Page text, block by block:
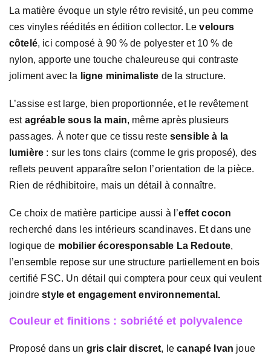
La matière évoque un style rétro revisité, un peu comme
ces vinyles réédités en édition collector. Levelours
côtelé, ici composé à 90 % de polyester et 10 % de
nylon, apporte une touche chaleureuse qui contraste
joliment avec la
ligne minimaliste de la structure.
L’assise est large, bien proportionnée, et le revêtement
est agréable sous la main, même après plusieurs
passages. À noter que ce tissu reste sensible à la
lumière : sur les tons clairs (comme le gris proposé), des
reflets peuvent apparaître selon l’orientation de la pièce.
Rien de rédhibitoire, mais un détail à connaître.
Ce choix de matière participe aussi à l’effet cocon
recherché dans les intérieurs scandinaves. Et dans une
logique de mobilier écoresponsable La Redoute,
l’ensemble repose sur une structure partiellement en bois
certifié FSC. Un détail qui comptera pour ceux qui veulent
joindrestyle et engagement environnemental.
Couleur et finitions : sobriété et polyvalence
Proposé dans un gris clair discret, lecanapé Ivan joue